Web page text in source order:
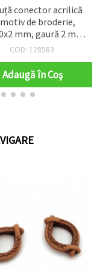
conector acrilică
de broderie,
mm, gaură 2 mm
– set 10 bucăți
COD: 128583
Adaugă în Coş